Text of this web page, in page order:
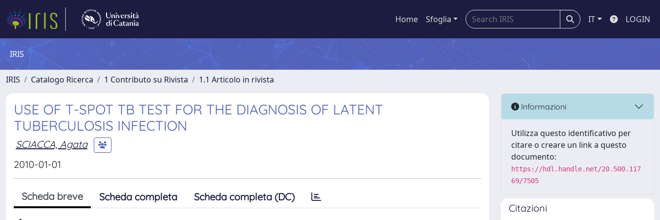
Home Sfoglia IT LOGIN
IRIS
IRIS Catalogo Ricerca 1 Contributo su Rivista 1.1 Articolo in rivista
USE OF T-SPOT TB TEST FOR THE DIAGNOSIS OF LATENT
TUBERCULOSIS INFECTION
SCIACCA, Agata
2010-01-01
Scheda breve Scheda completa Scheda completa (DC)
Informazioni
Utilizza questo identificativo per
citare o creare un link a questo
documento:
https://hdl.handle.net/20.500.117
69/7505
Citazioni